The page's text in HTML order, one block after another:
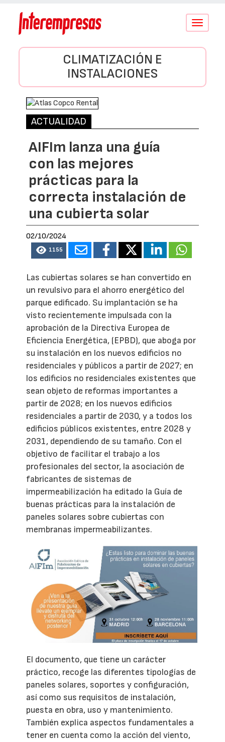
Conmutar
CLIMATIZACIÓN E
INSTALACIONES
ACTUALIDAD
AIFIm lanza una guía
con las mejores
prácticas para la
correcta instalación de
una cubierta solar
02/10/2024
1155
Las cubiertas solares se han convertido en
un revulsivo para el ahorro energético del
parque edificado. Su implantación se ha
visto recientemente impulsada con la
aprobación de la Directiva Europea de
Eficiencia Energética, (EPBD), que aboga por
su instalación en los nuevos edificios no
residenciales y públicos a partir de 2027; en
los edificios no residenciales existentes que
sean objeto de reformas importantes a
partir de 2028; en los nuevos edificios
residenciales a partir de 2030, y a todos los
edificios públicos existentes, entre 2028 y
2031, dependiendo de su tamaño. Con el
objetivo de facilitar el trabajo a los
profesionales del sector, la asociación de
fabricantes de sistemas de
impermeabilización ha editado la Guía de
buenas prácticas para la instalación de
paneles solares sobre cubiertas con
membranas impermeabilizantes.
El documento, que tiene un carácter
práctico, recoge las diferentes tipologías de
paneles solares, soportes y configuración,
así como sus requisitos de instalación,
puesta en obra, uso y mantenimiento.
También explica aspectos fundamentales a
tener en cuenta como la acción del viento,